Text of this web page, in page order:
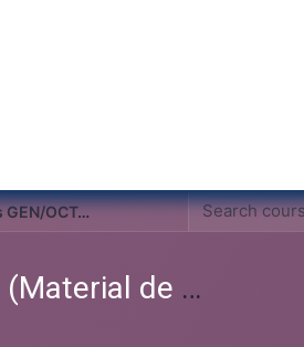
- 2025/02/25
Clases Grabadas Anteriores (Material de apoyo para alumnos)